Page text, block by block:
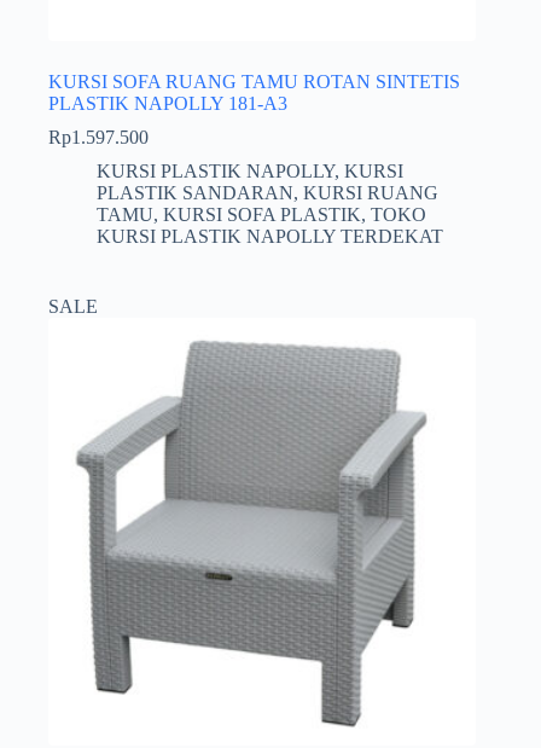
KURSI SOFA RUANG TAMU ROTAN SINTETIS
PLASTIK NAPOLLY 181-A3
Rp1.597.500
KURSI PLASTIK NAPOLLY, KURSI
PLASTIK SANDARAN, KURSI RUANG
TAMU, KURSI SOFA PLASTIK, TOKO
KURSI PLASTIK NAPOLLY TERDEKAT
SALE